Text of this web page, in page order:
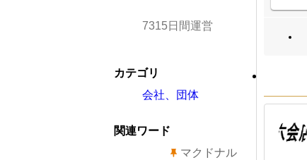
7315日間運営
カテゴリ
会社、団体
関連ワード
マクドナル